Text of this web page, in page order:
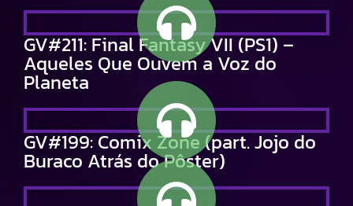
GV#211: Final Fantasy VII (PS1) –
Aqueles Que Ouvem a Voz do
Planeta
GV#199: Comix Zone (part. Jojo do
Buraco Atrás do Pôster)